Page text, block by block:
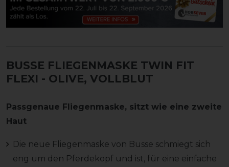
BUSSE FLIEGENMASKE TWIN FIT
FLEXI - OLIVE, VOLLBLUT
Passgenaue Fliegenmaske, sitzt wie eine zweite
Haut
Die neue Fliegenmaske von Busse schmiegt sich
eng um den Pferdekopf und ist, für eine einfache